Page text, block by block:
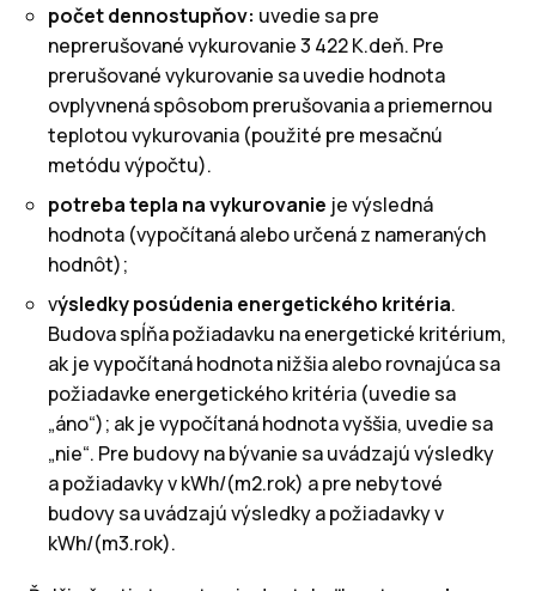
počet dennostupňov: uvedie sa pre
neprerušované vykurovanie 3 422 K.deň. Pre
prerušované vykurovanie sa uvedie hodnota
ovplyvnená spôsobom prerušovania a priemernou
teplotou vykurovania (použité pre mesačnú
metódu výpočtu).
potreba tepla na vykurovanie je výsledná
hodnota (vypočítaná alebo určená z nameraných
hodnôt);
výsledky posúdenia energetického kritéria.
Budova spĺňa požiadavku na energetické kritérium,
ak je vypočítaná hodnota nižšia alebo rovnajúca sa
požiadavke energetického kritéria (uvedie sa
„áno“); ak je vypočítaná hodnota vyššia, uvedie sa
„nie“. Pre budovy na bývanie sa uvádzajú výsledky
a požiadavky v kWh/(m2.rok) a pre nebytové
budovy sa uvádzajú výsledky a požiadavky v
kWh/(m3.rok).